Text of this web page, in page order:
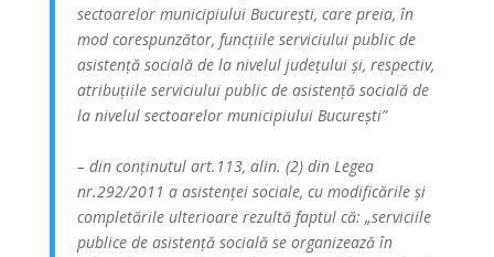
sectoarelor municipiului București, care preia, în
mod corespunzător, funcțiile serviciului public de
asistență socială de la nivelul județului și, respectiv,
atribuțiile serviciului public de asistență socială de
la nivelul sectoarelor municipiului București”
– din conținutul art.113, alin. (2) din Legea
nr.292/2011 a asistenței sociale, cu modificările și
completările ulterioare rezultă faptul că: „serviciile
publice de asistență socială se organizează în